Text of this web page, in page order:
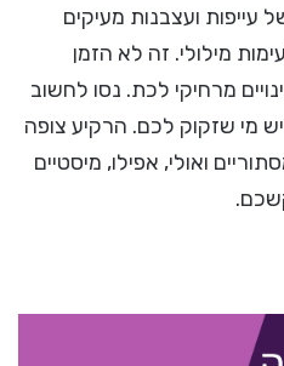
ועצבנות מעיקים
מילולי. זה לא הזמן
מרחיקי לכת. נסו לחשוב
מי שזקוק לכם. הרקיע צופה
ואולי, אפילו, מיסטיים